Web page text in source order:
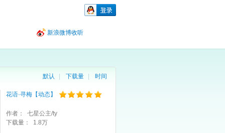
新浪微博收听
默认 下载量 时间
花语·寻梅【动态】
作者： 七星公主/ty
下载量： 1.8万